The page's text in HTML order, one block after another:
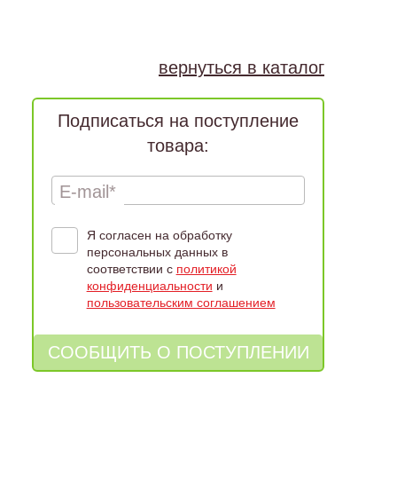
вернуться в каталог
Подписаться на поступление
товара:
E-mail*
Я согласен на обработку
персональных данных в
соответствии с политикой
конфиденциальности и
пользовательским соглашением